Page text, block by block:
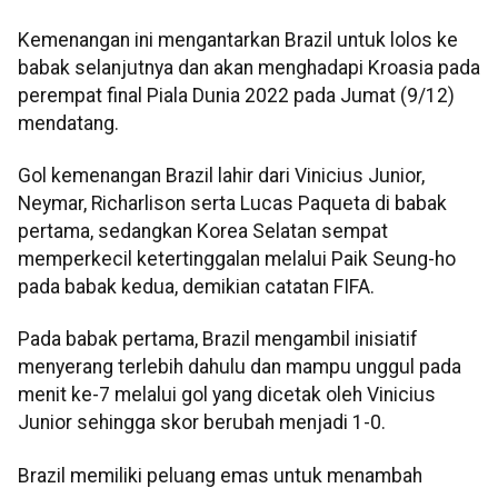
Kemenangan ini mengantarkan Brazil untuk lolos ke
babak selanjutnya dan akan menghadapi Kroasia pada
perempat final Piala Dunia 2022 pada Jumat (9/12)
mendatang.
Gol kemenangan Brazil lahir dari Vinicius Junior,
Neymar, Richarlison serta Lucas Paqueta di babak
pertama, sedangkan Korea Selatan sempat
memperkecil ketertinggalan melalui Paik Seung-ho
pada babak kedua, demikian catatan FIFA.
Pada babak pertama, Brazil mengambil inisiatif
menyerang terlebih dahulu dan mampu unggul pada
menit ke-7 melalui gol yang dicetak oleh Vinicius
Junior sehingga skor berubah menjadi 1-0.
Brazil memiliki peluang emas untuk menambah